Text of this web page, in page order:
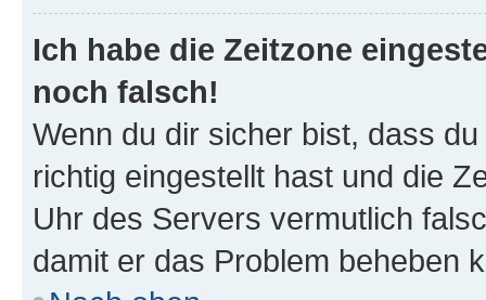
Ich habe die Zeitzone
noch falsch!
Wenn du dir sicher bist, dass
richtig eingestellt hast und die
Uhr des Servers vermutlich
damit er das Problem beheben